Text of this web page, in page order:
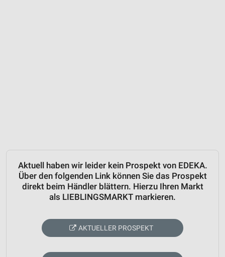
Aktuell haben wir leider kein Prospekt von EDEKA.
Über den folgenden Link können Sie das Prospekt
direkt beim Händler blättern. Hierzu Ihren Markt
als LIEBLINGSMARKT markieren.
AKTUELLER PROSPEKT